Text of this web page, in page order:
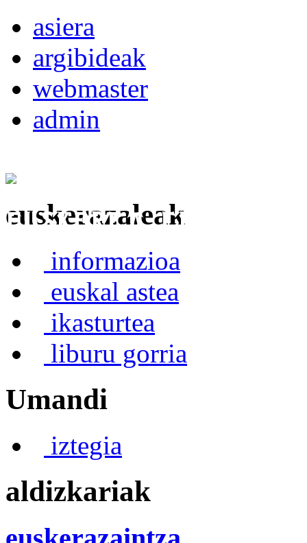
asiera
argibideak
webmaster
admin
Euskerea Erabilte
euskerazaleak
informazioa
euskal astea
ikasturtea
liburu gorria
Umandi
iztegia
aldizkariak